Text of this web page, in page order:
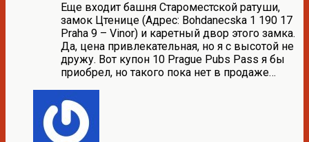
Еще входит башня Староместской ратуши,
замок Цтенице (Адрес: Bohdanecska 1 190 17
Praha 9 – Vinor) и каретный двор этого замка.
Да, цена привлекательная, но я с высотой не
дружу. Вот купон 10 Prague Pubs Pass я бы
приобрел, но такого пока нет в продаже…